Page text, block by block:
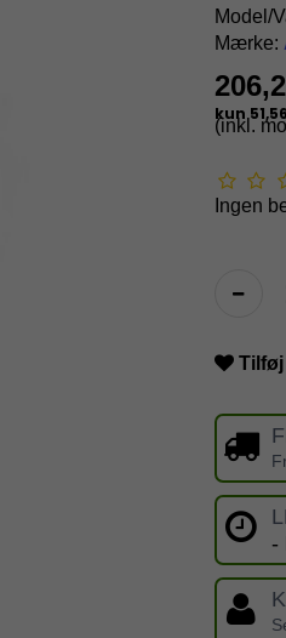
Model/
Mærke:
(inkl.
Ingen
Tilføj
-